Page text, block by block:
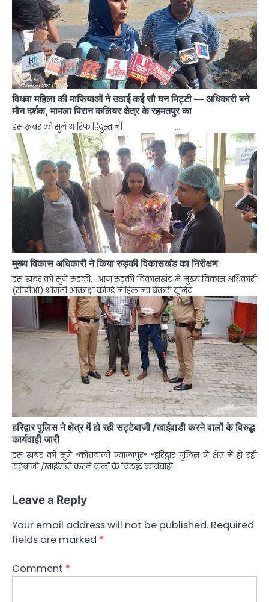
विधवा महिला की माफियाओं ने उठाई कई सौ घन मिट्टी — अधिकारी बने
मौन दर्शक, मामला पिरान कलियर क्षेत्र के रहमतपुर का
इस ख़बर को सुने आरिफ हिंदुस्तानी …
मुख्य विकास अधिकारी ने किया रुड़की विकासखंड का निरीक्षण
इस ख़बर को सुने रुड़की,। आज रुड़की विकासखंड में मुख्य विकास अधिकारी
(सीडीओ) श्रीमती आकांक्षा कोण्डे ने हिलान्स बेकरी यूनिट…
हरिद्वार पुलिस ने क्षेत्र में हो रही सट्टेबाजी /खाईवाडी करने वालों के विरुद्ध
कार्यवाही जारी
इस ख़बर को सुने *कोतवाली ज्वालापुर* *हरिद्वार पुलिस ने क्षेत्र में हो रही
सट्टेबाजी /खाईवाडी करने वालों के विरुद्ध कार्यवाही…
Leave a Reply
Your email address will not be published. Required
fields are marked *
Comment *